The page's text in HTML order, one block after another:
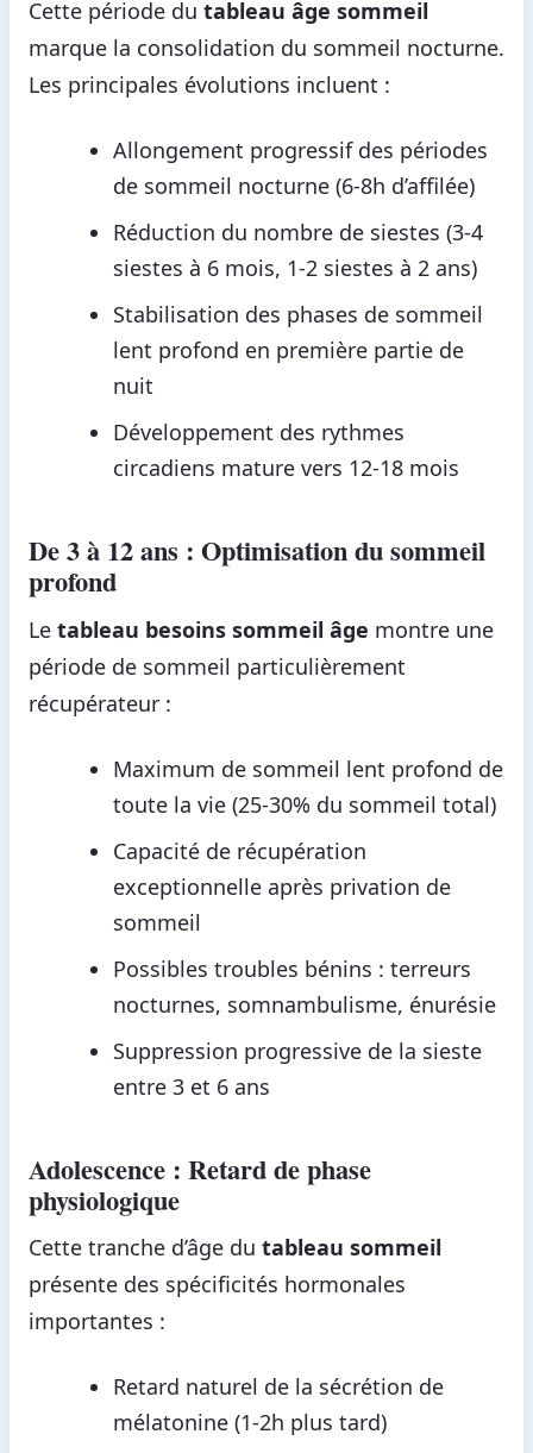
Cette période du tableau âge sommeil
marque la consolidation du sommeil nocturne.
Les principales évolutions incluent :
Allongement progressif des périodes
de sommeil nocturne (6-8h d’affilée)
Réduction du nombre de siestes (3-4
siestes à 6 mois, 1-2 siestes à 2 ans)
Stabilisation des phases de sommeil
lent profond en première partie de
nuit
Développement des rythmes
circadiens mature vers 12-18 mois
De 3 à 12 ans : Optimisation du sommeil
profond
Le tableau besoins sommeil âge montre une
période de sommeil particulièrement
récupérateur :
Maximum de sommeil lent profond de
toute la vie (25-30% du sommeil total)
Capacité de récupération
exceptionnelle après privation de
sommeil
Possibles troubles bénins : terreurs
nocturnes, somnambulisme, énurésie
Suppression progressive de la sieste
entre 3 et 6 ans
Adolescence : Retard de phase
physiologique
Cette tranche d’âge du tableau sommeil
présente des spécificités hormonales
importantes :
Retard naturel de la sécrétion de
mélatonine (1-2h plus tard)